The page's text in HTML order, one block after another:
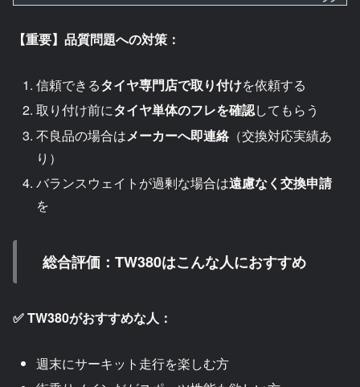
【重要】品質問題への対策：
信頼できるタイヤ専門店で取り付けを依頼する
取り付け前にタイヤ単体のフレを確認してもらう
不良品の場合はメーカーへ即連絡 （交換対応実績あ
り）
バランスウェイトが過剰な場合は遠慮なく交換申請
を
総合評価：TW380はこんな人におすすめ
✅ TW380がおすすめな人：
週末にサーキット走行を楽しむ方